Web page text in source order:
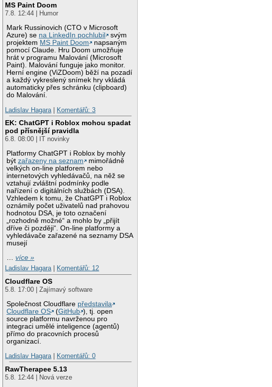
MS Paint Doom
7.8. 12:44 | Humor
Mark Russinovich (CTO v Microsoft
Azure) se na LinkedIn pochlubil
svým
projektem MS Paint Doom
napsaným
pomocí Claude. Hru Doom umožňuje
hrát v programu Malování (Microsoft
Paint). Malování funguje jako monitor.
Herní engine (ViZDoom) běží na pozadí
a každý vykreslený snímek hry vkládá
automaticky přes schránku (clipboard)
do Malování.
Ladislav Hagara
Komentářů: 3
EK: ChatGPT i Roblox mohou spadat
pod přísnější pravidla
6.8. 08:00 | IT novinky
Platformy ChatGPT i Roblox by mohly
býtzařazeny na seznam
mimořádně
velkých on-line platforem nebo
internetových vyhledávačů, na něž se
vztahují zvláštní podmínky podle
nařízení o digitálních službách (DSA).
Vzhledem k tomu, že ChatGPT i Roblox
oznámily počet uživatelů nad prahovou
hodnotou DSA, je toto označení
„rozhodně možné“ a mohlo by „přijít
dříve či později“. On-line platformy a
vyhledávače zařazené na seznamy DSA
musejí
…více »
Ladislav Hagara| Komentářů: 12
Cloudflare OS
5.8. 17:00 | Zajímavý software
Společnost Cloudflare představila
Cloudflare OS
(GitHub ), tj. open
source platformu navrženou pro
integraci umělé inteligence (agentů)
přímo do pracovních procesů
organizací.
Ladislav Hagara| Komentářů: 0
RawTherapee 5.13
5.8. 12:44 | Nová verze